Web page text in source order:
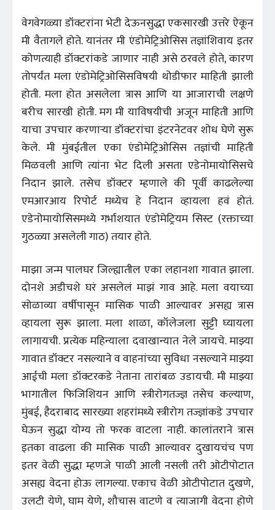
वेगवेगळ्या डॉक्टरांना भेटी देऊनसुद्धा एकसारखी उत्तरे ऐकून
मी वैतागले होते. यानंतर मी एंडोमेट्रिओसिस तज्ञांशिवाय इतर
कोणत्याही डॉक्टरांकडे जाणार नाही असे ठरवले होते, कारण
तोपर्यंत मला एंडोमेट्रिओसिसविषयी थोडीफार माहिती झाली
होती. मला होत असलेला त्रास आणि या आजाराची लक्षणे
बरीच सारखी होती. मग मी याविषयीची अजून माहिती आणि
याचा उपचार करणाऱ्या डॉक्टरांचा इंटरनेटवर शोध घेणे सुरू
केले. मी मुंबईतील एका एंडोमेट्रिओसिस तज्ञांची माहिती
मिळवली आणि त्यांना भेट दिली असता एडेनोमायोसिसचे
निदान झाले. तसेच डॉक्टर म्हणाले की पूर्वी काढलेल्या
एमआरआय रिपोर्ट मध्येच हे निदान व्हायला हवं होतं.
एडेनोमायोसिसमध्ये गर्भाशयात एंडोमेट्रियम सिस्ट (रक्ताच्या
गुठळ्या असलेली गाठ) तयार होते.
माझा जन्म पालघर जिल्ह्यातील एका लहानशा गावात झाला.
दोनशे अडीचशे घरं असलेलं माझं गाव आहे. मला वयाच्या
सोळाव्या वर्षीपासून मासिक पाळी आल्यावर असह्य त्रास
व्हायला सुरू झाला. मला शाळा, कॉलेजला सुट्टी घ्यायला
लागायची. प्रत्येक महिन्याला दवाखान्यात नेले जायचे. माझ्या
गावात डॉक्टर नसल्याने व वाहनांच्या सुविधा नसल्याने माझ्या
आईची मला डॉक्टरकडे नेताना तारांबळ उडायची. मी माझ्या
भागातील फिजिशियन आणि स्त्रीरोगतज्ज्ञ तसेच कल्याण,
मुंबई, हैदराबाद सारख्या शहरांमध्ये स्त्रीरोग तज्ज्ञांकडे उपचार
घेऊन सुद्धा योग्य तो फरक वाटला नाही. कालांतराने त्रास
इतका वाढला की मासिक पाळी आल्यावर दुखायचंच पण
इतर वेळी सुद्धा म्हणजे पाळी आली नसली तरी ओटीपोटात
असह्य वेदना होऊ लागल्या. एकाच वेळी ओटीपोटात दुखणे,
उलटी येणे, घाम येणे, शौचास वाटणे व त्याजागी वेदना होणे